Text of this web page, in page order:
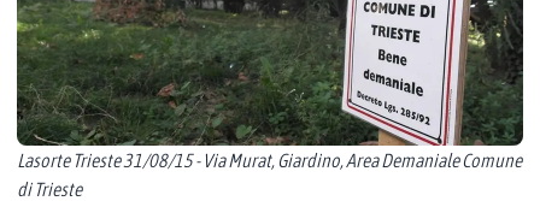
Lasorte Trieste 31/08/15 - Via Murat, Giardino, Area Demaniale Comune
di Trieste